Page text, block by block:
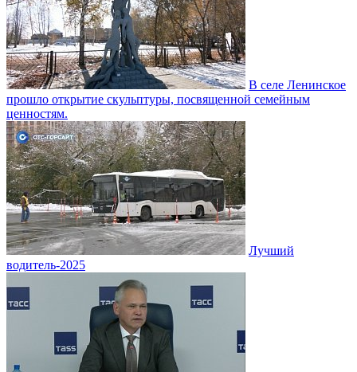
В селе Ленинское
прошло открытие скульптуры, посвященной семейным
ценностям.
Лучший
водитель-2025